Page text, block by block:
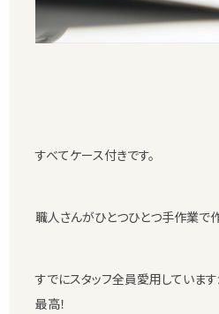
すべてケース付きです。
職人さんがひとつひとつ手作業で
すでにスタッフ全員愛用しています
最高！